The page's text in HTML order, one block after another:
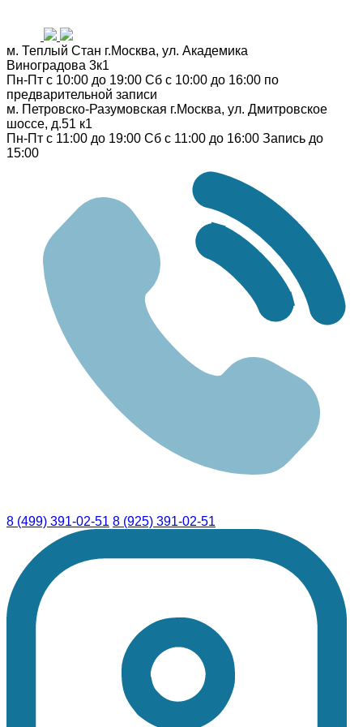
м. Теплый Стан г.Москва, ул. Академика
Виноградова 3к1
Пн-Пт с 10:00 до 19:00 Сб с 10:00 до 16:00 по
предварительной записи
м. Петровско-Разумовская г.Москва, ул. Дмитровское
шоссе, д.51 к1
Пн-Пт с 11:00 до 19:00 Сб с 11:00 до 16:00 Запись до
15:00
8 (499) 391-02-51 8 (925) 391-02-51